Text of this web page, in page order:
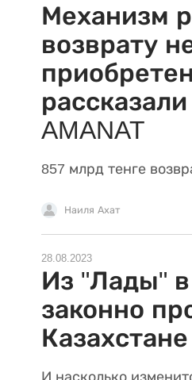
Механизм
возврату
AMANAT
857 млрд тенге
Наиля Ахат
28.08.2023
Из "Лады" в
законно
Казахстане